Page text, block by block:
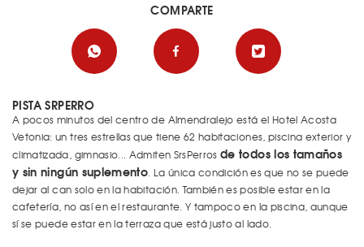
PISTA SRPERRO
A pocos minutos del centro de Almendralejo está el Hotel Acosta
Vetonia: un tres estrellas que tiene 62 habitaciones, piscina exterior y
climatizada, gimnasio... Admiten SrsPerrosde todos los tamaños
y sin ningún suplemento. La única condición es que no se puede
dejar al can solo en la habitación. También es posible estar en la
cafetería, no así en el restaurante. Y tampoco en la piscina, aunque
sí se puede estar en la terraza que está justo al lado.
COMPARTE